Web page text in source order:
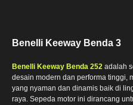
Benelli Keeway Benda 3
Benelli Keeway Benda 252 adalah
desain modern dan performa tinggi,
yang nyaman dan dinamis baik di
raya. Sepeda motor ini dirancang